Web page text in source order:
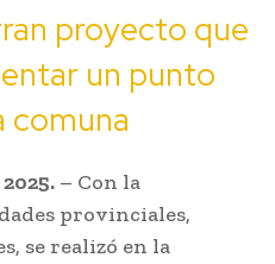
proyecto que
un punto
comuna
– Con la
provinciales,
se realizó en la